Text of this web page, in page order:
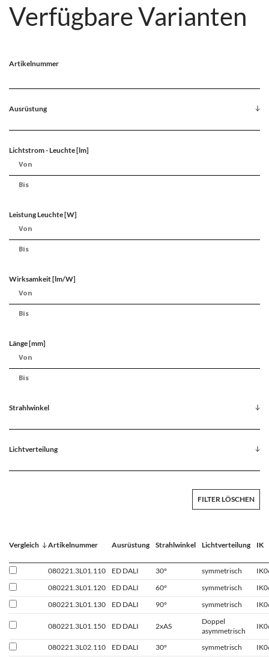
Verfügbare Varianten
Artikelnummer
Ausrüstung
Lichtstrom - Leuchte [lm]
Leistung Leuchte [W]
Wirksamkeit [lm/W]
Länge [mm]
Strahlwinkel
Lichtverteilung
FILTER LÖSCHEN
Vergleich Artikelnummer Ausrüstung Strahlwinkel Lichtverteilung IK
080221.3L01.110 ED DALI 30° symmetrisch
080221.3L01.120
ED DALI 60° symmetrisch
080221.3L01.130
ED DALI 90° symmetrisch
080221.3L01.150 ED DALI 2xAS
Doppel
asymmetrisch
080221.3L02.110 ED DALI 30° symmetrisch